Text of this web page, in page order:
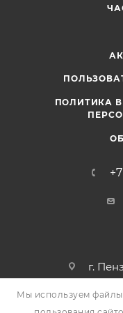
ПОЛИТИКА
г.
Мы используем файлы